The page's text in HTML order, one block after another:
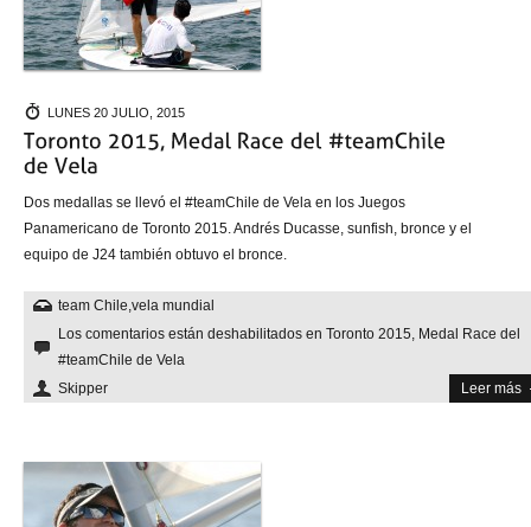
LUNES 20 JULIO, 2015
Dos medallas se llevó el #teamChile de Vela en los Juegos
Panamericano de Toronto 2015. Andrés Ducasse, sunfish, bronce y el
equipo de J24 también obtuvo el bronce.
team Chile vela mundial
Los comentarios están deshabilitados en Toronto 2015, Medal Race del
#teamChile de Vela
Skipper
Leer más